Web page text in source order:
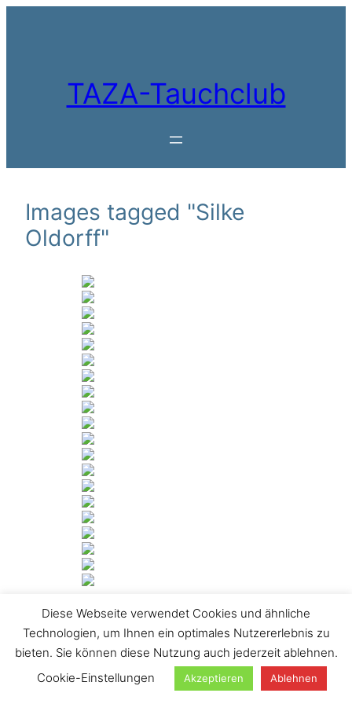
TAZA-Tauchclub
Images tagged "Silke
Oldorff"
[ZEIGE DIASHOW]
1 2 … 8 ►
Suchen
Diese Webseite verwendet Cookies und ähnliche
Technologien, um Ihnen ein optimales Nutzererlebnis zu
bieten. Sie können diese Nutzung auch jederzeit ablehnen.
Cookie-Einstellungen
Akzeptieren Ablehnen